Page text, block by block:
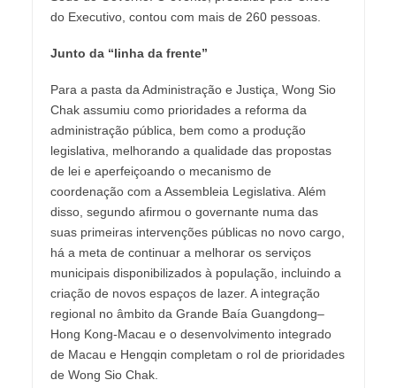
do Executivo, contou com mais de 260 pessoas.
Junto da “linha da frente”
Para a pasta da Administração e Justiça, Wong Sio
Chak assumiu como prioridades a reforma da
administração pública, bem como a produção
legislativa, melhorando a qualidade das propostas
de lei e aperfeiçoando o mecanismo de
coordenação com a Assembleia Legislativa. Além
disso, segundo afirmou o governante numa das
suas primeiras intervenções públicas no novo cargo,
há a meta de continuar a melhorar os serviços
municipais disponibilizados à população, incluindo a
criação de novos espaços de lazer. A integração
regional no âmbito da Grande Baía Guangdong–
Hong Kong-Macau e o desenvolvimento integrado
de Macau e Hengqin completam o rol de prioridades
de Wong Sio Chak.